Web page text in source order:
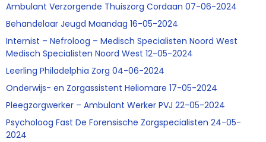
Ambulant Verzorgende Thuiszorg Cordaan 07-06-2024
Behandelaar Jeugd Maandag 16-05-2024
Internist – Nefroloog – Medisch Specialisten Noord West
Medisch Specialisten Noord West 12-05-2024
Leerling Philadelphia Zorg 04-06-2024
Onderwijs- en Zorgassistent Heliomare 17-05-2024
Pleegzorgwerker – Ambulant Werker PVJ 22-05-2024
Psycholoog Fast De Forensische Zorgspecialisten 24-05-
2024